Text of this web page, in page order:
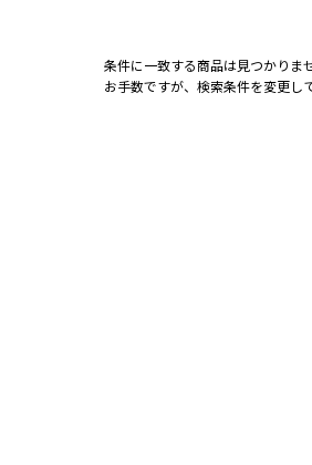
条件に一致する商品は見つかりま
お手数ですが、検索条件を変更し